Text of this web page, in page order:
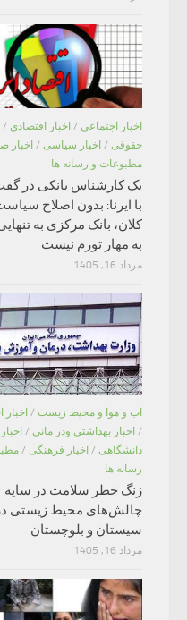
اخبار اجتماعی / اخبار اقتصادی /
حقوقی / اخبار سیاسی / اخبار
مطبوعات و رسانه ها
یک کارشناس بانکی در
با ایرنا: بدون اصلاح
کلان، بانک مرکزی به
به مهار تورم نیست
مرداد 16, 1405
اب و هوا و محیط زیست / اخبار
/ اخبار بهداشتی ودر مانی / اخبار
دانشگاهی / اخبار فرهنگی /
رسانه ها
زنگ خطر سلامت در سایه
چالش‌های محیط زیستی
سیستان و بلوچستان
مرداد 16, 1405